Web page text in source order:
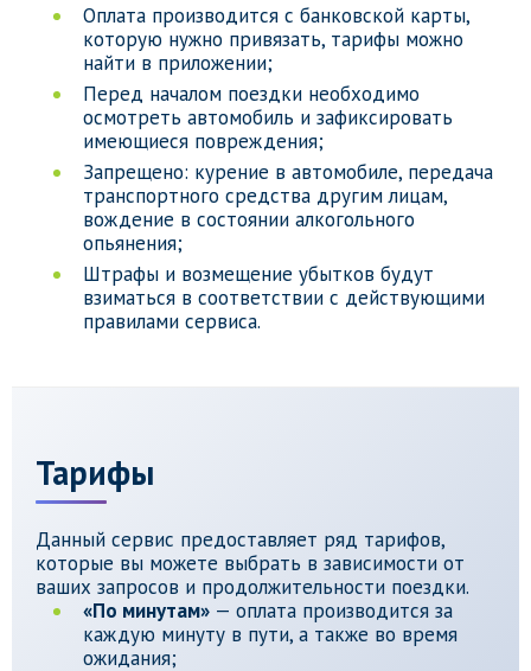
Оплата производится с банковской карты,
которую нужно привязать, тарифы можно
найти в приложении;
Перед началом поездки необходимо
осмотреть автомобиль и зафиксировать
имеющиеся повреждения;
Запрещено: курение в автомобиле, передача
транспортного средства другим лицам,
вождение в состоянии алкогольного
опьянения;
Штрафы и возмещение убытков будут
взиматься в соответствии с действующими
правилами сервиса.
Тарифы
Данный сервис предоставляет ряд тарифов,
которые вы можете выбрать в зависимости от
ваших запросов и продолжительности поездки.
«По минутам» — оплата производится за
каждую минуту в пути, а также во время
ожидания;